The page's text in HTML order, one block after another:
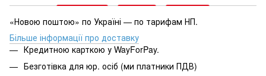
«Новою поштою» по Україні — по тарифам НП.
Більше інформації про доставку
Кредитною карткою у WayForPay.
Безготівка для юр. осіб (ми платники ПДВ)